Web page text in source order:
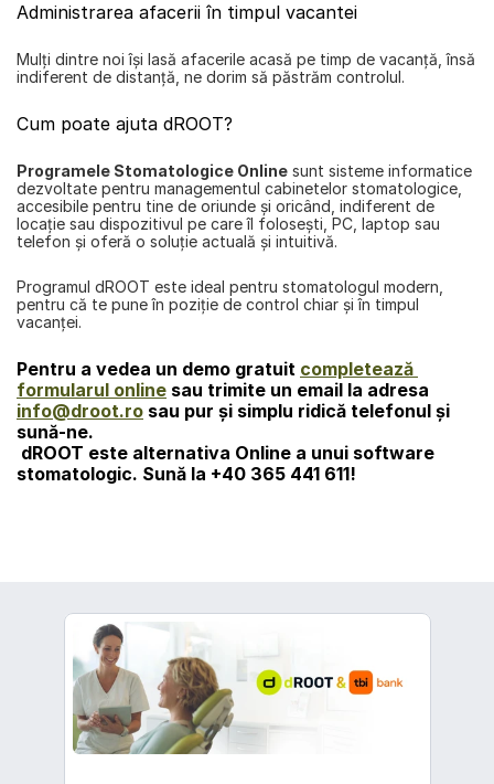
Administrarea afacerii în timpul vacantei
Mulţi dintre noi îşi lasă afacerile acasă pe timp de vacanţă, însă
indiferent de distanţă, ne dorim să păstrăm controlul.
Cum poate ajuta dROOT?
Programele Stomatologice Online sunt sisteme informatice
dezvoltate pentru managementul cabinetelor stomatologice,
accesibile pentru tine de oriunde și oricând, indiferent de
locaţie sau dispozitivul pe care îl foloseşti, PC, laptop sau
telefon şi oferă o soluţie actuală şi intuitivă.
Programul dROOT este ideal pentru stomatologul modern,
pentru că te pune în poziţie de control chiar şi în timpul
vacanţei.
Pentru a vedea un demo gratuit completează
formularul online
info@droot.ro sau pur şi simplu ridică telefonul şi
sună-ne.
dROOT este alternativa Online a unui software
stomatologic. Sună la +40 365 441 611!